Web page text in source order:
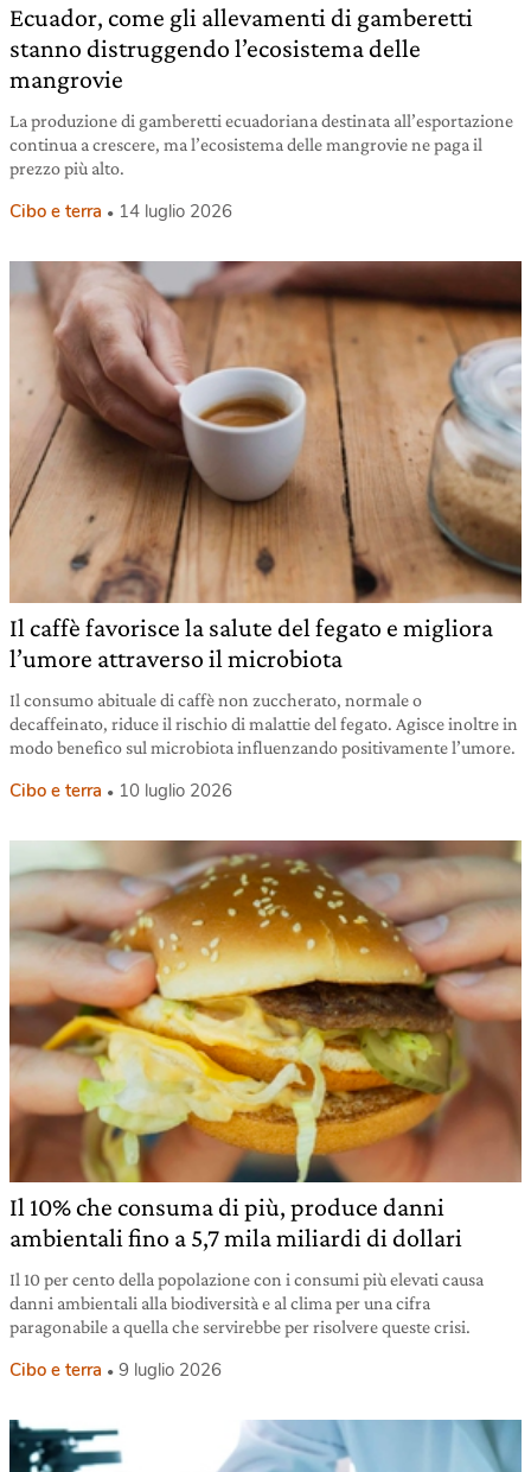
Ecuador, come gli allevamenti di gamberetti
stanno distruggendo l’ecosistema delle
mangrovie
La produzione di gamberetti ecuadoriana destinata all’esportazione
continua a crescere, ma l’ecosistema delle mangrovie ne paga il
prezzo più alto.
Cibo e terra 14 luglio 2026
Il caffè favorisce la salute del fegato e migliora
l’umore attraverso il microbiota
Il consumo abituale di caffè non zuccherato, normale o
decaffeinato, riduce il rischio di malattie del fegato. Agisce inoltre in
modo benefico sul microbiota influenzando positivamente l’umore.
Cibo e terra 10 luglio 2026
Il 10% che consuma di più, produce danni
ambientali fino a 5,7 mila miliardi di dollari
Il 10 per cento della popolazione con i consumi più elevati causa
danni ambientali alla biodiversità e al clima per una cifra
paragonabile a quella che servirebbe per risolvere queste crisi.
Cibo e terra 9 luglio 2026